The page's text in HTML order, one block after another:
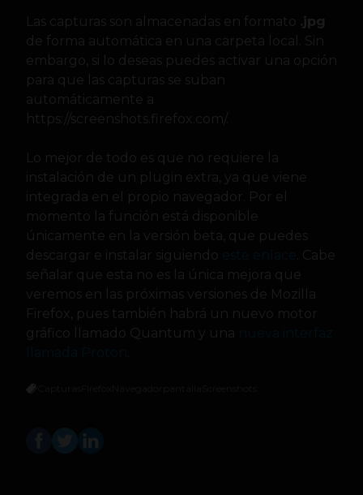
Las capturas son almacenadas en formato
.jpg
de forma automática en una carpeta local. Sin
embargo, si lo deseas puedes activar una opción
para que las capturas se suban
automáticamente a
https://screenshots.firefox.com/.
Lo mejor de todo es que no requiere la
instalación de un plugin extra, ya que viene
integrada en el propio navegador. Por el
momento la función está disponible
únicamente en la versión beta, que puedes
descargar e instalar siguiendo
. Cabe
señalar que esta no es la única mejora que
veremos en las próximas versiones de Mozilla
Firefox, pues también habrá un nuevo motor
gráfico llamado Quantum y una